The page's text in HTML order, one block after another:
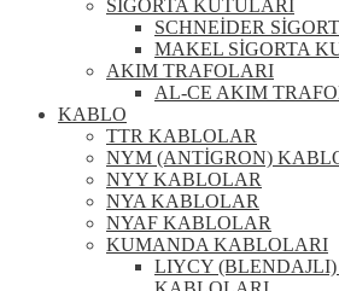
SİGORTA KUTULARI
SCHNEİDER
MAKEL SİGORTA
AKIM TRAFOLARI
AL-CE AKIM
KABLO
TTR KABLOLAR
NYM (ANTİGRON)
NYY KABLOLAR
NYA KABLOLAR
NYAF KABLOLAR
KUMANDA KABLOLARI
LIYCY